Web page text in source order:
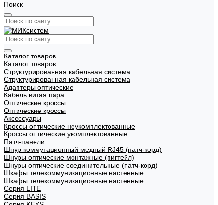
Поиск
Каталог товаров
Каталог товаров
Структурированная кабельная система
Структурированная кабельная система
Адаптеры оптические
Кабель витая пара
Оптические кроссы
Оптические кроссы
Аксессуары
Кроссы оптические неукомплектованные
Кроссы оптические укомплектованные
Патч-панели
Шнур коммутационный медный RJ45 (патч-корд)
Шнуры оптические монтажные (пигтейл)
Шнуры оптические соединительные (патч-корд)
Шкафы телекоммуникационные настенные
Шкафы телекоммуникационные настенные
Cерия LITE
Cерия BASIS